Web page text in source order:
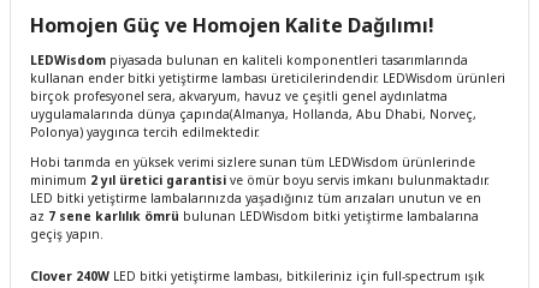
Homojen Güç ve Homojen Kalite Dağılımı!
LEDWisdom piyasada bulunan en kaliteli komponentleri tasarımlarında
kullanan ender bitki yetiştirme lambası üreticilerindendir. LEDWisdom ürünleri
birçok profesyonel sera, akvaryum, havuz ve çeşitli genel aydınlatma
uygulamalarında dünya çapında(Almanya, Hollanda, Abu Dhabi, Norveç,
Polonya) yaygınca tercih edilmektedir.
Hobi tarımda en yüksek verimi sizlere sunan tüm LEDWisdom ürünlerinde
minimum 2 yıl üretici garantisi ve ömür boyu servis imkanı bulunmaktadır.
LED bitki yetiştirme lambalarınızda yaşadığınız tüm arızaları unutun ve en
az 7 sene karlılık ömrü bulunan LEDWisdom bitki yetiştirme lambalarına
geçiş yapın.
Clover 240W LED bitki yetiştirme lambası, bitkileriniz için full-spectrum ışık